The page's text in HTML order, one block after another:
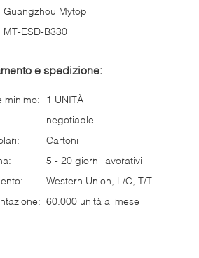
Guangzhou Mytop
MT-ESD-B330
e spedizione:
minimo:
1 UNITÀ
negotiable
Cartoni
5 - 20 giorni lavorativi
Western Union, L/C, T/T
60.000 unità al mese